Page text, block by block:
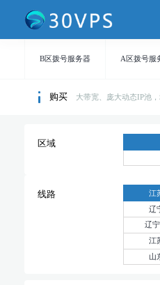
B区拨号服务器 A区拨号服
购买 大带宽、庞大动态IP池
区域
线路 江
辽
辽
江
山